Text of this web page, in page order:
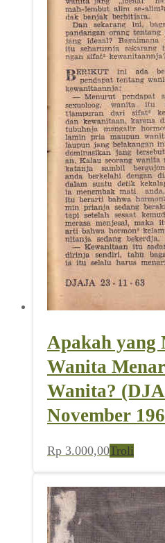
Apakah yang
Wanita
Wanita?
November
Rp 3.000,00Troli